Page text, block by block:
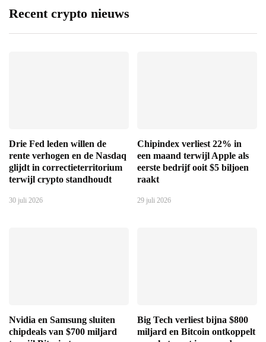
Recent crypto nieuws
Drie Fed leden willen de
rente verhogen en de Nasdaq
glijdt in correctieterritorium
terwijl crypto standhoudt
30 juli 2026
Chipindex verliest 22% in
een maand terwijl Apple als
eerste bedrijf ooit $5 biljoen
raakt
29 juli 2026
Nvidia en Samsung sluiten
chipdeals van $700 miljard
Big Tech verliest bijna $800
miljard en Bitcoin ontkoppelt